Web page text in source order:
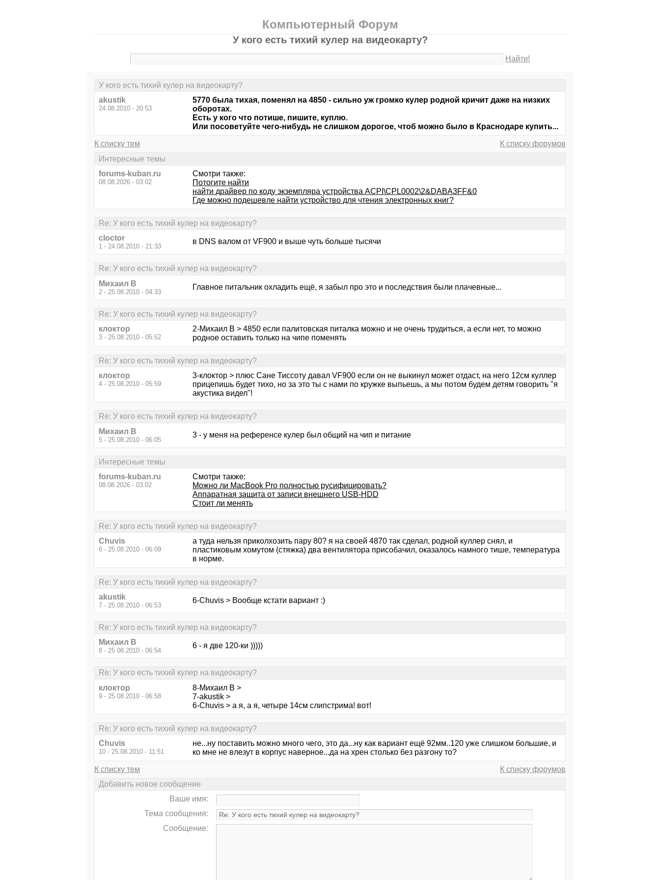
Компьютерный Форум
У кого есть тихий кулер на видеокарту?
Найти!
У кого есть тихий кулер на видеокарту?
akustik
24.08.2010 - 20:53
5770 была тихая, поменял на 4850 - сильно уж громко кулер родной кричит даже на низких
оборотах.
Есть у кого что потише, пишите, куплю.
Или посоветуйте чего-нибудь не слишком дорогое, чтоб можно было в Краснодаре купить...
К списку тем
К списку форумов
Интересные темы
forums-kuban.ru
08.08.2026 - 03:02
Смотри также:
Потогите найти
найти драйвер по коду экземпляра устройства ACPI\CPL0002\2&DABA3FF&0
Где можно подешевле найти устройство для чтения электронных книг?
Re: У кого есть тихий кулер на видеокарту?
cloctor
1 - 24.08.2010 - 21:33
в DNS валом от VF900 и выше чуть больше тысячи
Re: У кого есть тихий кулер на видеокарту?
Михаил В
2 - 25.08.2010 - 04:33
Главное питальник охладить ещё, я забыл про это и последствия были плачевные...
Re: У кого есть тихий кулер на видеокарту?
клоктор
3 - 25.08.2010 - 05:52
2-Михаил В > 4850 если палитовская питалка можно и не очень трудиться, а если нет, то можно
родное оставить только на чипе поменять
Re: У кого есть тихий кулер на видеокарту?
клоктор
4 - 25.08.2010 - 05:59
3-клоктор > плюс Сане Тиссоту давал VF900 если он не выкинул может отдаст, на него 12см куллер
прицепишь будет тихо, но за это ты с нами по кружке выпьешь, а мы потом будем детям говорить "я
акустика видел"!
Re: У кого есть тихий кулер на видеокарту?
Михаил В
5 - 25.08.2010 - 06:05
3 - у меня на референсе кулер был общий на чип и питание
Интересные темы
forums-kuban.ru
08.08.2026 - 03:02
Смотри также:
Можно ли MacBook Pro полностью русифицировать?
Аппаратная защита от записи внешнего USB-HDD
Стоит ли менять
Re: У кого есть тихий кулер на видеокарту?
Chuvis
6 - 25.08.2010 - 06:09
а туда нельзя приколхозить пару 80? я на своей 4870 так сделал, родной куллер снял, и
пластиковым хомутом (стяжка) два вентилятора присобачил, оказалось намного тише, температура
в норме.
Re: У кого есть тихий кулер на видеокарту?
akustik
7 - 25.08.2010 - 06:53
6-Chuvis > Вообще кстати вариант :)
Re: У кого есть тихий кулер на видеокарту?
Михаил В
8 - 25.08.2010 - 06:54
6 - я две 120-ки )))))
Re: У кого есть тихий кулер на видеокарту?
клоктор
9 - 25.08.2010 - 06:58
8-Михаил В >
7-akustik >
6-Chuvis > а я, а я, четыре 14см слипстрима! вот!
Re: У кого есть тихий кулер на видеокарту?
Chuvis
10 - 25.08.2010 - 11:51
не...ну поставить можно много чего, это да...ну как вариант ещё 92мм..120 уже слишком большие, и
ко мне не влезут в корпус наверное...да на хрен столько без разгону то?
К списку тем
К списку форумов
Добавить новое сообщение
Ваше имя:
Тема сообщения:
Сообщение: